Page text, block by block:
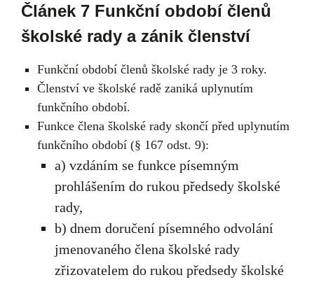
Článek 7 Funkční období členů
školské rady a zánik členství
Funkční období členů školské rady je 3 roky.
Členství ve školské radě zaniká uplynutím
funkčního období.
Funkce člena školské rady skončí před uplynutím
funkčního období (§ 167 odst. 9):
a) vzdáním se funkce písemným
prohlášením do rukou předsedy školské
rady,
b) dnem doručení písemného odvolání
jmenovaného člena školské rady
zřizovatelem do rukou předsedy školské